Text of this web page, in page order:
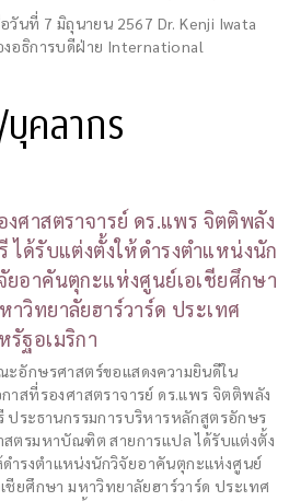
อวันที่ 7 มิถุนายน 2567 Dr. Kenji Iwata
งอธิการบดีฝ่าย International
คลากร
งศาสตราจารย์ ดร.แพร จิตติพลัง
ได้รับแต่งตั้งให้ดำรงตำแหน่งนัก
ยอาคันตุกะแห่งศูนย์เอเชียศึกษา
าวิทยาลัยฮาร์วาร์ด ประเทศ
รัฐอเมริกา
ะอักษรศาสตร์ขอแสดงความยินดีใน
กาสที่รองศาสตราจารย์ ดร.แพร จิตติพลัง
ประธานกรรมการบริหารหลักสูตรอักษร
สตรมหาบัณฑิต สายการแปล ได้รับแต่งตั้ง
ดำรงตำแหน่งนักวิจัยอาคันตุกะแห่งศูนย์
เชียศึกษา มหาวิทยาลัยฮาร์วาร์ด ประเทศ